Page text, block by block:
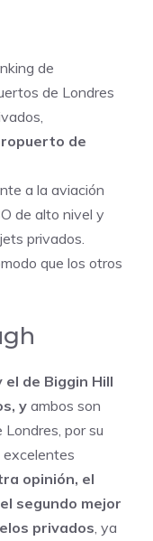
de
de Londres
de
a la aviación
de alto nivel y
privados.
que los otros
de Biggin Hill
y ambos son
por su
excelentes
opinión, el
segundo mejor
privados , ya